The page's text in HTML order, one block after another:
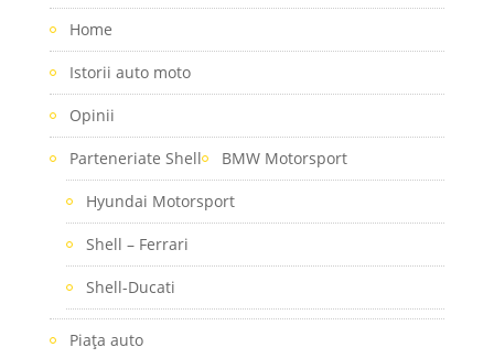
Home
Istorii auto moto
Opinii
Parteneriate Shell BMW Motorsport
Hyundai Motorsport
Shell – Ferrari
Shell-Ducati
Piaţa auto